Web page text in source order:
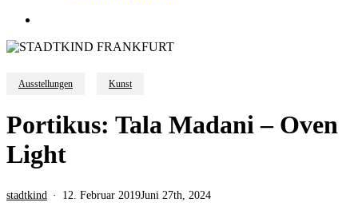
Ausstellungen Kunst
Portikus: Tala Madani – Oven
Light
stadtkind 12. Februar 2019Juni 27th, 2024